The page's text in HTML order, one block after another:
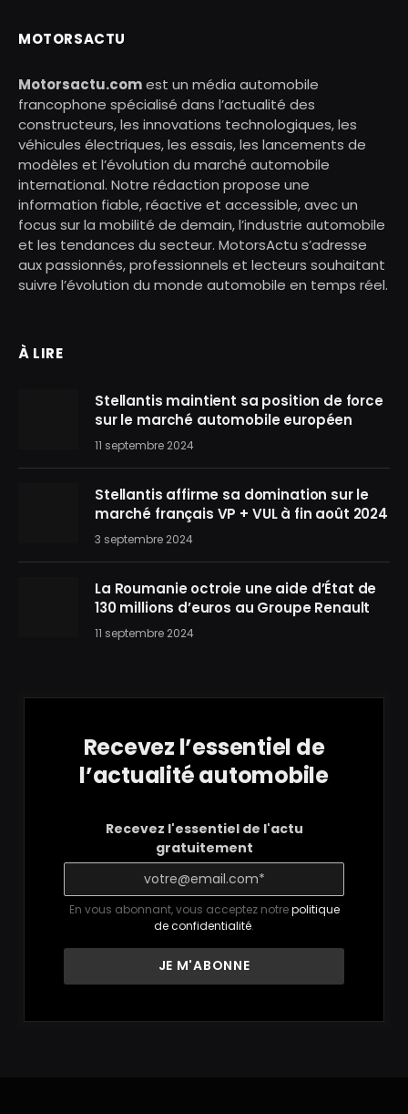
MOTORSACTU
Motorsactu.comest un média automobile
francophone spécialisé dans l’actualité des
constructeurs, les innovations technologiques, les
véhicules électriques, les essais, les lancements de
modèles et l’évolution du marché automobile
international. Notre rédaction propose une
information fiable, réactive et accessible, avec un
focus sur la mobilité de demain, l’industrie automobile
et les tendances du secteur. MotorsActu s’adresse
aux passionnés, professionnels et lecteurs souhaitant
suivre l’évolution du monde automobile en temps réel.
À LIRE
Stellantis maintient sa position de force
sur le marché automobile européen
11 septembre 2024
Stellantis affirme sa domination sur le
marché français VP + VUL à fin août 2024
3 septembre 2024
La Roumanie octroie une aide d’État de
130 millions d’euros au Groupe Renault
11 septembre 2024
Recevez l’essentiel de
l’actualité automobile
Recevez l'essentiel de l'actu
gratuitement
En vous abonnant, vous acceptez notrepolitique
de confidentialité.